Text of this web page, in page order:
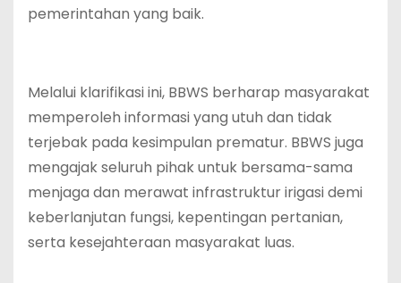
pemerintahan yang baik.
‎Melalui klarifikasi ini, BBWS berharap masyarakat
memperoleh informasi yang utuh dan tidak
terjebak pada kesimpulan prematur. BBWS juga
mengajak seluruh pihak untuk bersama-sama
menjaga dan merawat infrastruktur irigasi demi
keberlanjutan fungsi, kepentingan pertanian,
serta kesejahteraan masyarakat luas.